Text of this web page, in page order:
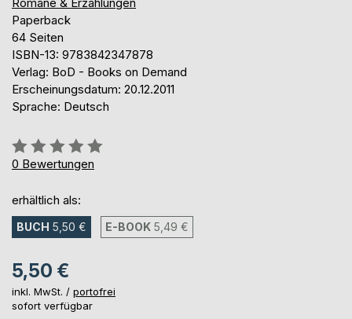
Paperback
64 Seiten
ISBN-13: 9783842347878
Verlag: BoD - Books on Demand
Erscheinungsdatum: 20.12.2011
Sprache: Deutsch
Bewertung::
0%
0 Bewertungen
erhältlich als:
BUCH 5,50 € E-BOOK 5,49 €
5,50 €
inkl. MwSt. / portofrei
sofort verfügbar